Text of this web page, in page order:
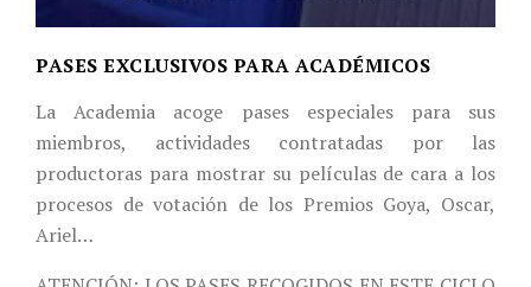
PASES EXCLUSIVOS PARA ACADÉMICOS
La Academia acoge pases especiales para sus
miembros, actividades contratadas por las
productoras para mostrar su películas de cara a los
procesos de votación de los Premios Goya, Oscar,
Ariel…